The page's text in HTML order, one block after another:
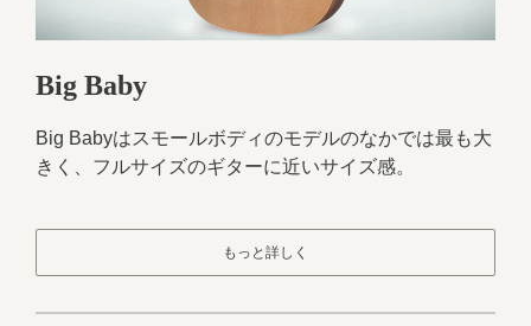
Big Baby
Big Babyはスモールボディのモデルのなかでは最も大
きく、フルサイズのギターに近いサイズ感。
もっと詳しく